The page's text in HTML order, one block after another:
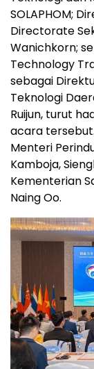
SOLAPHOM;
Directorate
Wanichkorn;
Technology
sebagai
Teknologi
Ruijun, turut
acara
Menteri
Kamboja,
Kementerian
Naing Oo.